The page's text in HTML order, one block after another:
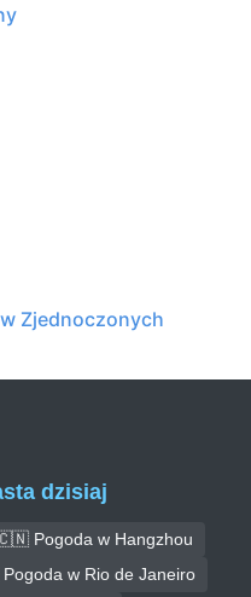
Zjednoczonych
dzisiaj
Pogoda w Hangzhou
w Rio de Janeiro